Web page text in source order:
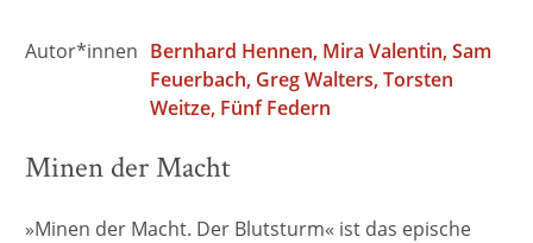
Autor*innen Bernhard Hennen Mira Valentin Sam
Feuerbach Greg Walters Torsten
Weitze Fünf Federn
Minen der Macht
»Minen der Macht. Der Blutsturm« ist das epische